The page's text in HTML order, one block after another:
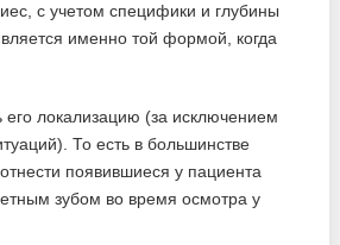
с учетом специфики и глубины
именно той формой, когда
его локализацию (за исключением
То есть в большинстве
появившиеся у пациента
зубом во время осмотра у